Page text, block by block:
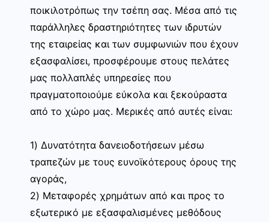
ποικιλοτρόπως την τσέπη σας. Μέσα από τις
παράλληλες δραστηριότητες των ιδρυτών
της εταιρείας και των συμφωνιών που έχουν
εξασφαλίσει, προσφέρουμε στους πελάτες
μας πολλαπλές υπηρεσίες που
πραγματοποιούμε εύκολα και ξεκούραστα
από το χώρο μας. Μερικές από αυτές είναι:
1) Δυνατότητα δανειοδοτήσεων μέσω
τραπεζών με τους ευνοϊκότερους όρους της
αγοράς,
2) Μεταφορές χρημάτων από και προς το
εξωτερικό με εξασφαλισμένες μεθόδους